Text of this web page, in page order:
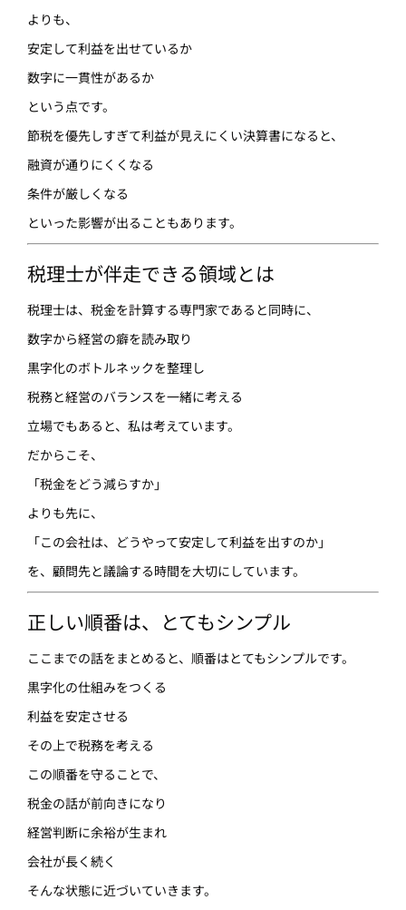
よりも、
安定して利益を出せているか
数字に一貫性があるか
という点です。
節税を優先しすぎて利益が見えにくい決算書になると、
融資が通りにくくなる
条件が厳しくなる
といった影響が出ることもあります。
税理士が伴走できる領域とは
税理士は、税金を計算する専門家であると同時に、
数字から経営の癖を読み取り
黒字化のボトルネックを整理し
税務と経営のバランスを一緒に考える
立場でもあると、私は考えています。
だからこそ、
「税金をどう減らすか」
よりも先に、
「この会社は、どうやって安定して利益を出すのか」
を、顧問先と議論する時間を大切にしています。
正しい順番は、とてもシンプル
ここまでの話をまとめると、順番はとてもシンプルです。
黒字化の仕組みをつくる
利益を安定させる
その上で税務を考える
この順番を守ることで、
税金の話が前向きになり
経営判断に余裕が生まれ
会社が長く続く
そんな状態に近づいていきます。